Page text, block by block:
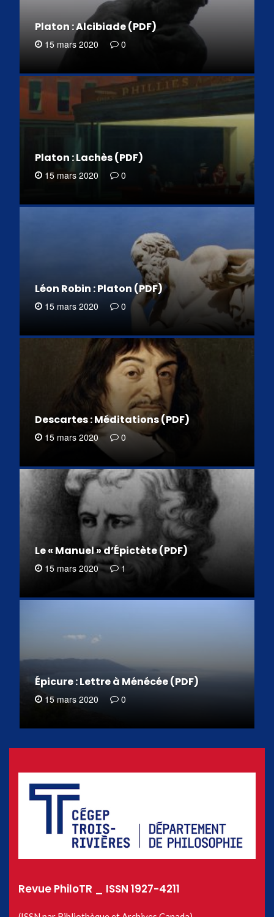
Platon : Alcibiade (PDF)
15 mars 2020 0
Platon : Lachès (PDF)
15 mars 2020 0
Léon Robin : Platon (PDF)
15 mars 2020 0
Descartes : Méditations (PDF)
15 mars 2020 0
Le « Manuel » d’Épictète (PDF)
15 mars 2020 1
Épicure : Lettre à Ménécée (PDF)
15 mars 2020 0
Revue PhiloTR _ ISSN 1927-4211